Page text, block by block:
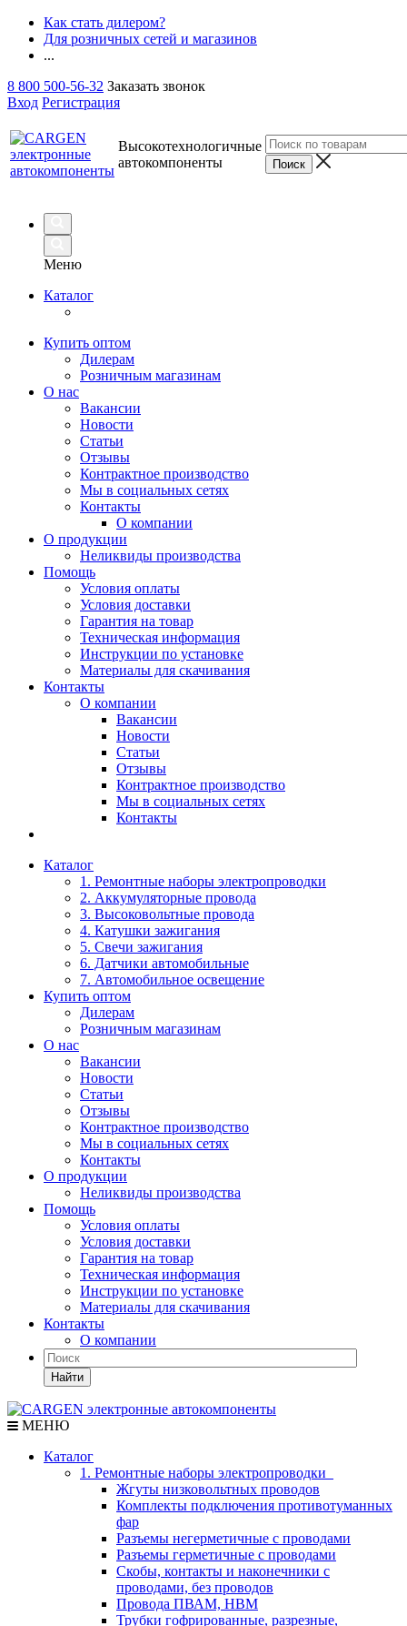
Как стать дилером?
Для розничных сетей и магазинов
...
8 800 500-56-32 Заказать звонок
Вход Регистрация
Высокотехнологичные
автокомпоненты
Меню
Каталог
Купить оптом
Дилерам
Розничным магазинам
О нас
Вакансии
Новости
Статьи
Отзывы
Контрактное производство
Мы в социальных сетях
Контакты
О компании
О продукции
Неликвиды производства
Помощь
Условия оплаты
Условия доставки
Гарантия на товар
Техническая информация
Инструкции по установке
Материалы для скачивания
Контакты
О компании
Вакансии
Новости
Статьи
Отзывы
Контрактное производство
Мы в социальных сетях
Контакты
Каталог
1. Ремонтные наборы электропроводки
2. Аккумуляторные провода
3. Высоковольтные провода
4. Катушки зажигания
5. Свечи зажигания
6. Датчики автомобильные
7. Автомобильное освещение
Купить оптом
Дилерам
Розничным магазинам
О нас
Вакансии
Новости
Статьи
Отзывы
Контрактное производство
Мы в социальных сетях
Контакты
О продукции
Неликвиды производства
Помощь
Условия оплаты
Условия доставки
Гарантия на товар
Техническая информация
Инструкции по установке
Материалы для скачивания
Контакты
О компании
Найти
МЕНЮ
Каталог
1. Ремонтные наборы электропроводки
Жгуты низковольтных проводов
Комплекты подключения противотуманных
фар
Разъемы негерметичные с проводами
Разъемы герметичные с проводами
Скобы, контакты и наконечники с
проводами, без проводов
Провода ПВАМ, НВМ
Трубки гофрированные, разрезные,